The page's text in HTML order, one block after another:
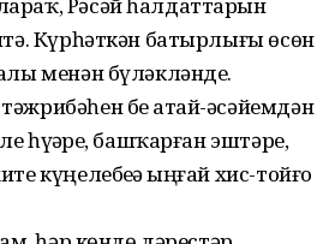
Күрһәткән батырлығы өсөн
менән бүләкләнде.
беҙ атай-әсәйемдән
һүҙҙәре, башҡарған эштәре,
күңелебеҙҙә ыңғай хис-тойғо